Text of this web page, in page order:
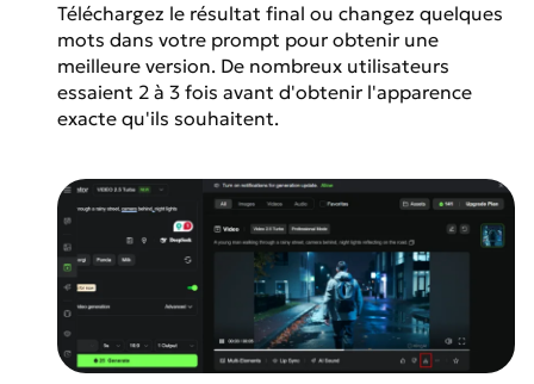
Téléchargez le résultat final ou changez quelques
mots dans votre prompt pour obtenir une
meilleure version. De nombreux utilisateurs
essaient 2 à 3 fois avant d'obtenir l'apparence
exacte qu'ils souhaitent.